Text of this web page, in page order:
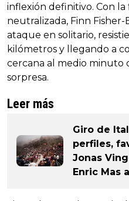
inflexión definitivo. Con
neutralizada, Finn
ataque en solitario,
kilómetros y llegando a
cercana al medio minuto
sorpresa.
Leer más
Giro de
perfiles,
Jonas
Enric Mas